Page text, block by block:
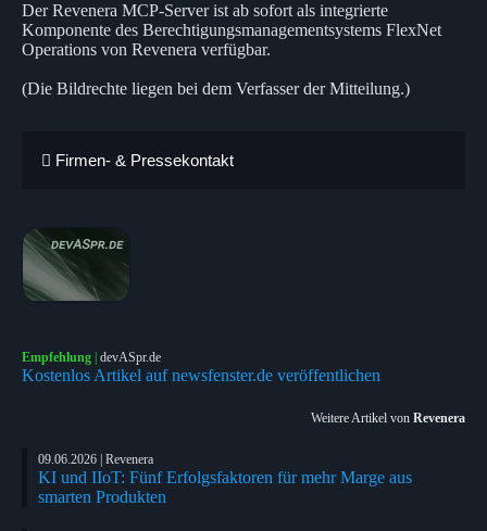
Der Revenera MCP-Server ist ab sofort als integrierte
Komponente des Berechtigungsmanagementsystems FlexNet
Operations von Revenera verfügbar.
(Die Bildrechte liegen bei dem Verfasser der Mitteilung.)
Firmen- & Pressekontakt
Empfehlung devASpr.de
Kostenlos Artikel auf newsfenster.de veröffentlichen
Weitere Artikel von Revenera
09.06.2026 | Revenera
KI und IIoT: Fünf Erfolgsfaktoren für mehr Marge aus
smarten Produkten